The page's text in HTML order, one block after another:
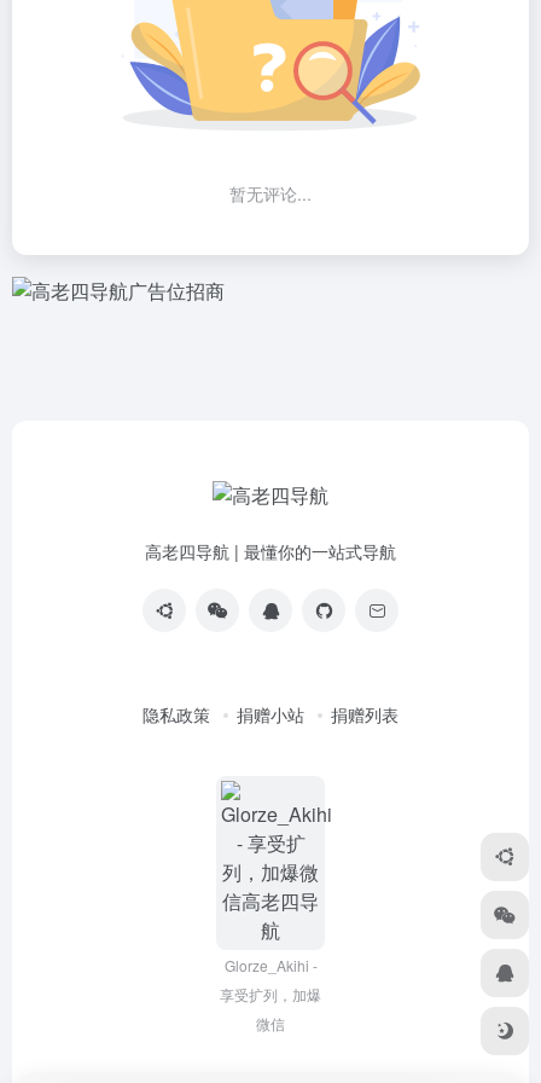
暂无评论...
高老四导航 | 最懂你的一站式导航
隐私政策 捐赠小站 捐赠列表
Glorze_Akihi -
享受扩列，加爆
微信